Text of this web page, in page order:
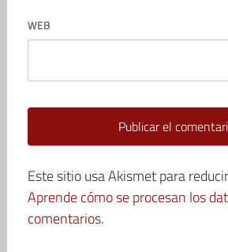
WEB
Este sitio usa Akismet para
Aprende cómo se procesan los
comentarios.